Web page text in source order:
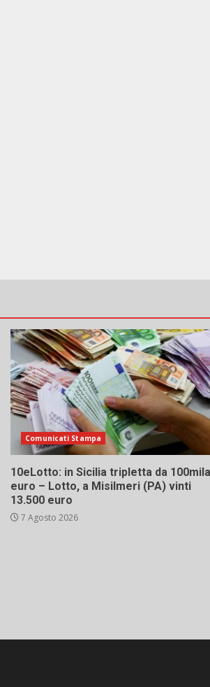
Comunicati Stampa
10eLotto: in Sicilia tripletta da 100mila
euro – Lotto, a Misilmeri (PA) vinti
13.500 euro
7 Agosto 2026